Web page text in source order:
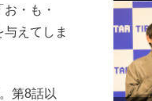
・も・
えてしま
第8話以